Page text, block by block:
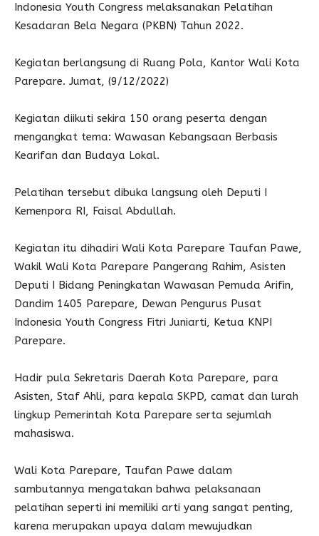
Indonesia Youth Congress melaksanakan Pelatihan
Kesadaran Bela Negara (PKBN) Tahun 2022.
Kegiatan berlangsung di Ruang Pola, Kantor Wali Kota
Parepare. Jumat, (9/12/2022)
Kegiatan diikuti sekira 150 orang peserta dengan
mengangkat tema: Wawasan Kebangsaan Berbasis
Kearifan dan Budaya Lokal.
Pelatihan tersebut dibuka langsung oleh Deputi I
Kemenpora RI, Faisal Abdullah.
Kegiatan itu dihadiri Wali Kota Parepare Taufan Pawe,
Wakil Wali Kota Parepare Pangerang Rahim, Asisten
Deputi I Bidang Peningkatan Wawasan Pemuda Arifin,
Dandim 1405 Parepare, Dewan Pengurus Pusat
Indonesia Youth Congress Fitri Juniarti, Ketua KNPI
Parepare.
Hadir pula Sekretaris Daerah Kota Parepare, para
Asisten, Staf Ahli, para kepala SKPD, camat dan lurah
lingkup Pemerintah Kota Parepare serta sejumlah
mahasiswa.
Wali Kota Parepare, Taufan Pawe dalam
sambutannya mengatakan bahwa pelaksanaan
pelatihan seperti ini memiliki arti yang sangat penting,
karena merupakan upaya dalam mewujudkan